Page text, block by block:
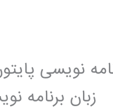
نویسی
برنامه